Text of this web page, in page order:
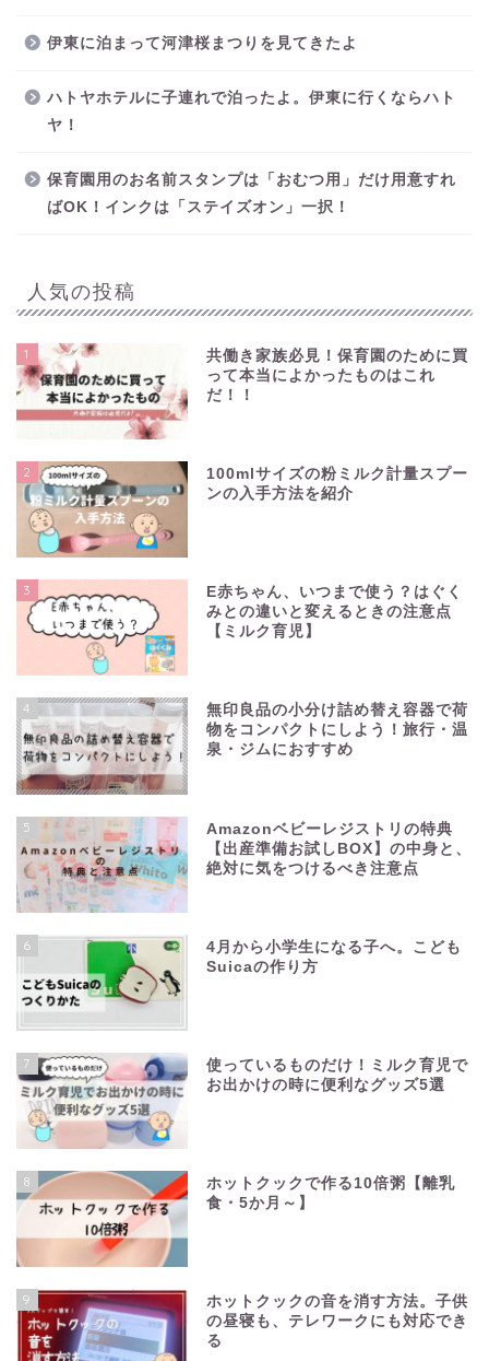
伊東に泊まって河津桜まつりを見てきたよ
ハトヤホテルに子連れで泊ったよ。伊東に行くならハト
ヤ！
保育園用のお名前スタンプは「おむつ用」だけ用意すれ
ばOK！インクは「ステイズオン」一択！
人気の投稿
1
共働き家族必見！保育園のために買
って本当によかったものはこれ
だ！！
2
100mlサイズの粉ミルク計量スプー
ンの入手方法を紹介
3
E赤ちゃん、いつまで使う？はぐく
みとの違いと変えるときの注意点
【ミルク育児】
4
無印良品の小分け詰め替え容器で荷
物をコンパクトにしよう！旅行・温
泉・ジムにおすすめ
5
Amazonベビーレジストリの特典
【出産準備お試しBOX】の中身と、
絶対に気をつけるべき注意点
6
4月から小学生になる子へ。こども
Suicaの作り方
7
使っているものだけ！ミルク育児で
お出かけの時に便利なグッズ5選
8
ホットクックで作る10倍粥【離乳
食・5か月～】
9
ホットクックの音を消す方法。子供
の昼寝も、テレワークにも対応でき
る